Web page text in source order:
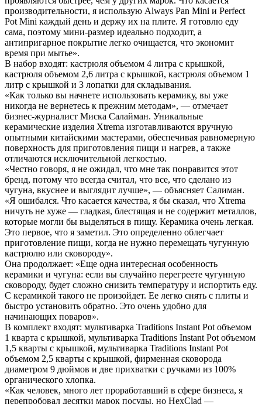
производительности, я использую Always Pan Mini и Perfect
Pot Mini каждый день и держу их на плите. Я готовлю еду
сама, поэтому мини-размер идеально подходит, а
антипригарное покрытие легко очищается, что экономит
время при мытье».
В набор входят: кастрюля объемом 4 литра с крышкой,
кастрюля объемом 2,6 литра с крышкой, кастрюля объемом 1
литр с крышкой и 3 лопатки для складывания.
«Как только вы начнете использовать керамику, вы уже
никогда не вернетесь к прежним методам», — отмечает
бизнес-журналист Миска Салайман. Уникальные
керамические изделия Xtrema изготавливаются вручную
опытными китайскими мастерами, обеспечивая равномерную
поверхность для приготовления пищи и нагрев, а также
отличаются исключительной легкостью.
«Честно говоря, я не ожидал, что мне так понравится этот
бренд, потому что всегда считал, что все, что сделано из
чугуна, вкуснее и выглядит лучше», — объясняет Салиман.
«Я ошибался. Что касается качества, я бы сказал, что Xtrema
ничуть не хуже — гладкая, блестящая и не содержит металлов,
которые могли бы выделяться в пищу. Керамика очень легкая.
Это первое, что я заметил. Это определенно облегчает
приготовление пищи, когда не нужно перемещать чугунную
кастрюлю или сковороду».
Она продолжает: «Еще одна интересная особенность
керамики и чугуна: если вы случайно перегреете чугунную
сковороду, будет сложно снизить температуру и испортить еду.
С керамикой такого не произойдет. Ее легко снять с плиты и
быстро установить обратно. Это очень удобно для
начинающих поваров».
В комплект входят: мультиварка Traditions Instant Pot объемом
1 кварта с крышкой, мультиварка Traditions Instant Pot объемом
1,5 кварты с крышкой, мультиварка Traditions Instant Pot
объемом 2,5 кварты с крышкой, фирменная сковорода
диаметром 9 дюймов и две прихватки с ручками из 100%
органического хлопка.
«Как человек, много лет проработавший в сфере бизнеса, я
перепробовал десятки марок посуды, но HexClad —